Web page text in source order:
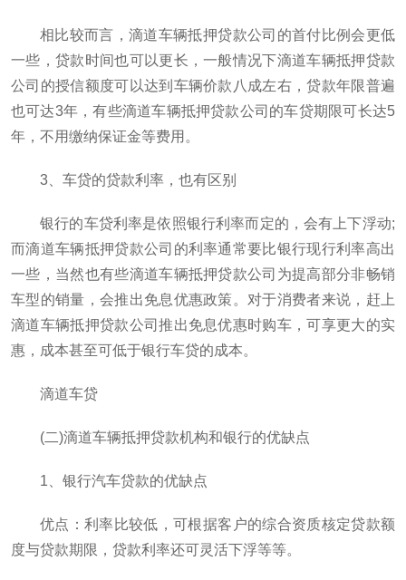
相比较而言，滴道车辆抵押贷款公司的首付比例会更低
一些，贷款时间也可以更长，一般情况下滴道车辆抵押贷款
公司的授信额度可以达到车辆价款八成左右，贷款年限普遍
也可达3年，有些滴道车辆抵押贷款公司的车贷期限可长达5
年，不用缴纳保证金等费用。
3、车贷的贷款利率，也有区别
银行的车贷利率是依照银行利率而定的，会有上下浮动;
而滴道车辆抵押贷款公司的利率通常要比银行现行利率高出
一些，当然也有些滴道车辆抵押贷款公司为提高部分非畅销
车型的销量，会推出免息优惠政策。对于消费者来说，赶上
滴道车辆抵押贷款公司推出免息优惠时购车，可享更大的实
惠，成本甚至可低于银行车贷的成本。
滴道车贷
(二)滴道车辆抵押贷款机构和银行的优缺点
1、银行汽车贷款的优缺点
优点：利率比较低，可根据客户的综合资质核定贷款额
度与贷款期限，贷款利率还可灵活下浮等等。